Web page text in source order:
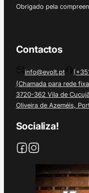
Obrigado pela
Contactos
info@evolt.pt
(Chamada para rede
3720-362 Vila de
Oliveira de Azeméis,
Socializa!